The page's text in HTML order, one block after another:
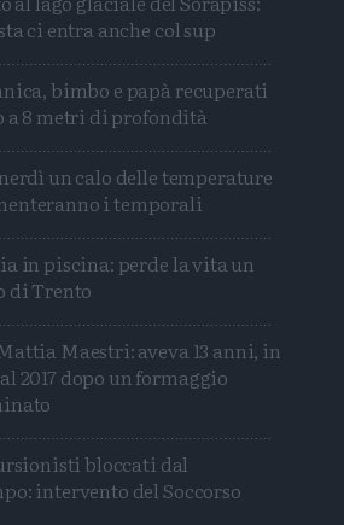
ci entra anche col sup
bimbo e papà recuperati
a 8 metri di profondità
un calo delle temperature
i temporali
in piscina: perde la vita un
di Trento
Maestri: aveva 13 anni, in
2017 dopo un formaggio
bloccati dal
intervento del Soccorso